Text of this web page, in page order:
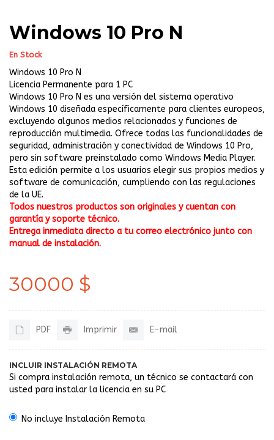
Windows 10 Pro N
En Stock
Windows 10 Pro N
Licencia Permanente para 1 PC
Windows 10 Pro N es una versión del sistema operativo
Windows 10 diseñada específicamente para clientes europeos,
excluyendo algunos medios relacionados y funciones de
reproducción multimedia. Ofrece todas las funcionalidades de
seguridad, administración y conectividad de Windows 10 Pro,
pero sin software preinstalado como Windows Media Player.
Esta edición permite a los usuarios elegir sus propios medios y
software de comunicación, cumpliendo con las regulaciones
de la UE.
Todos nuestros productos son originales y cuentan con
garantía y soporte técnico.
Entrega inmediata directo a tu correo electrónico junto con
manual de instalación.
30000 $
PDF Imprimir E-mail
INCLUIR INSTALACIÓN REMOTA
Si compra instalación remota, un técnico se contactará con
usted para instalar la licencia en su PC
No incluye Instalación Remota